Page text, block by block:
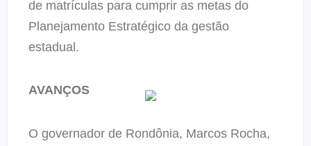
de matrículas para cumprir as metas do
Planejamento Estratégico da gestão
estadual.
AVANÇOS
O governador de Rondônia, Marcos Rocha,